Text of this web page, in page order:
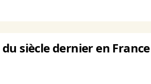
siècle dernier en